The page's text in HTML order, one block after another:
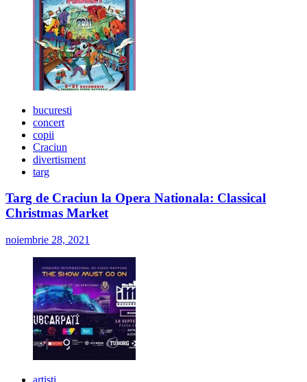
bucuresti
concert
copii
Craciun
divertisment
targ
Targ de Craciun la Opera Nationala: Classical
Christmas Market
noiembrie 28, 2021